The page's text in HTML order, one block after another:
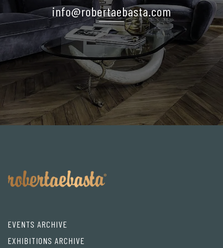
info@robertaebasta.com
EVENTS ARCHIVE
EXHIBITIONS ARCHIVE